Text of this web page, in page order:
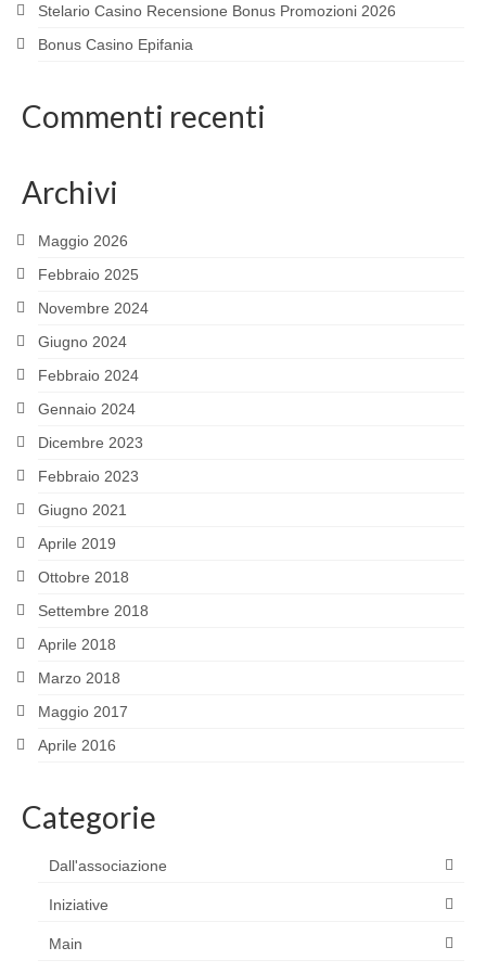
Stelario Casino Recensione Bonus Promozioni 2026
Bonus Casino Epifania
Commenti recenti
Archivi
Maggio 2026
Febbraio 2025
Novembre 2024
Giugno 2024
Febbraio 2024
Gennaio 2024
Dicembre 2023
Febbraio 2023
Giugno 2021
Aprile 2019
Ottobre 2018
Settembre 2018
Aprile 2018
Marzo 2018
Maggio 2017
Aprile 2016
Categorie
Dall'associazione
Iniziative
Main